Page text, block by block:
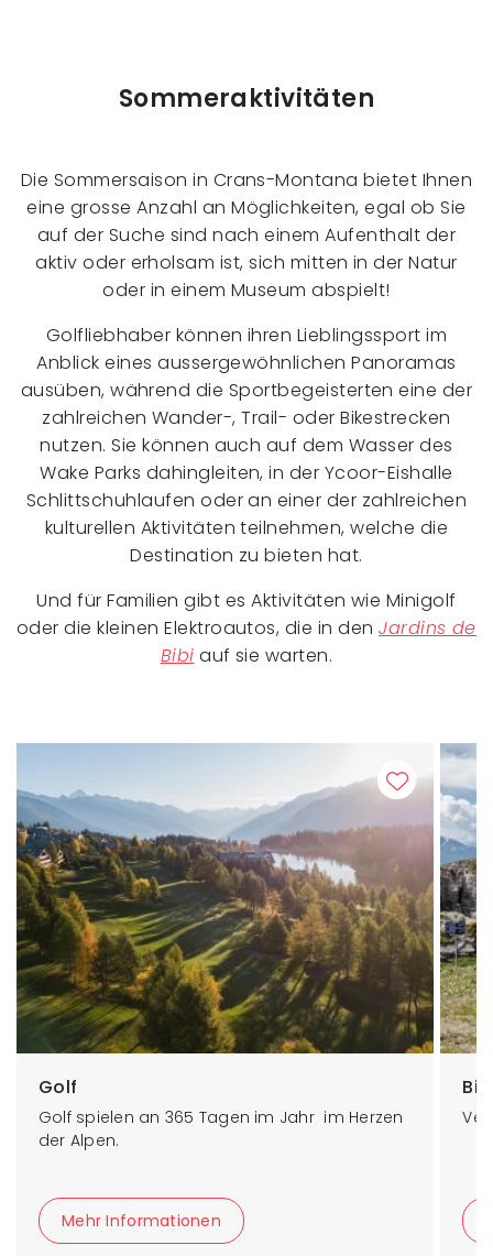
Sommeraktivitäten
Die Sommersaison in Crans-Montana bietet Ihnen
eine grosse Anzahl an Möglichkeiten, egal ob Sie
auf der Suche sind nach einem Aufenthalt der
aktiv oder erholsam ist, sich mitten in der Natur
oder in einem Museum abspielt!
Golfliebhaber können ihren Lieblingssport im
Anblick eines aussergewöhnlichen Panoramas
ausüben, während die Sportbegeisterten eine der
zahlreichen Wander-, Trail- oder Bikestrecken
nutzen. Sie können auch auf dem Wasser des
Wake Parks dahingleiten, in der Ycoor-Eishalle
Schlittschuhlaufen oder an einer der zahlreichen
kulturellen Aktivitäten teilnehmen, welche die
Destination zu bieten hat.
Und für Familien gibt es Aktivitäten wie Minigolf
oder die kleinen Elektroautos, die in denJardins de
Bibi auf sie warten.
Golf
Golf spielen an 365 Tagen im Jahr im Herzen
der Alpen.
Mehr Informationen